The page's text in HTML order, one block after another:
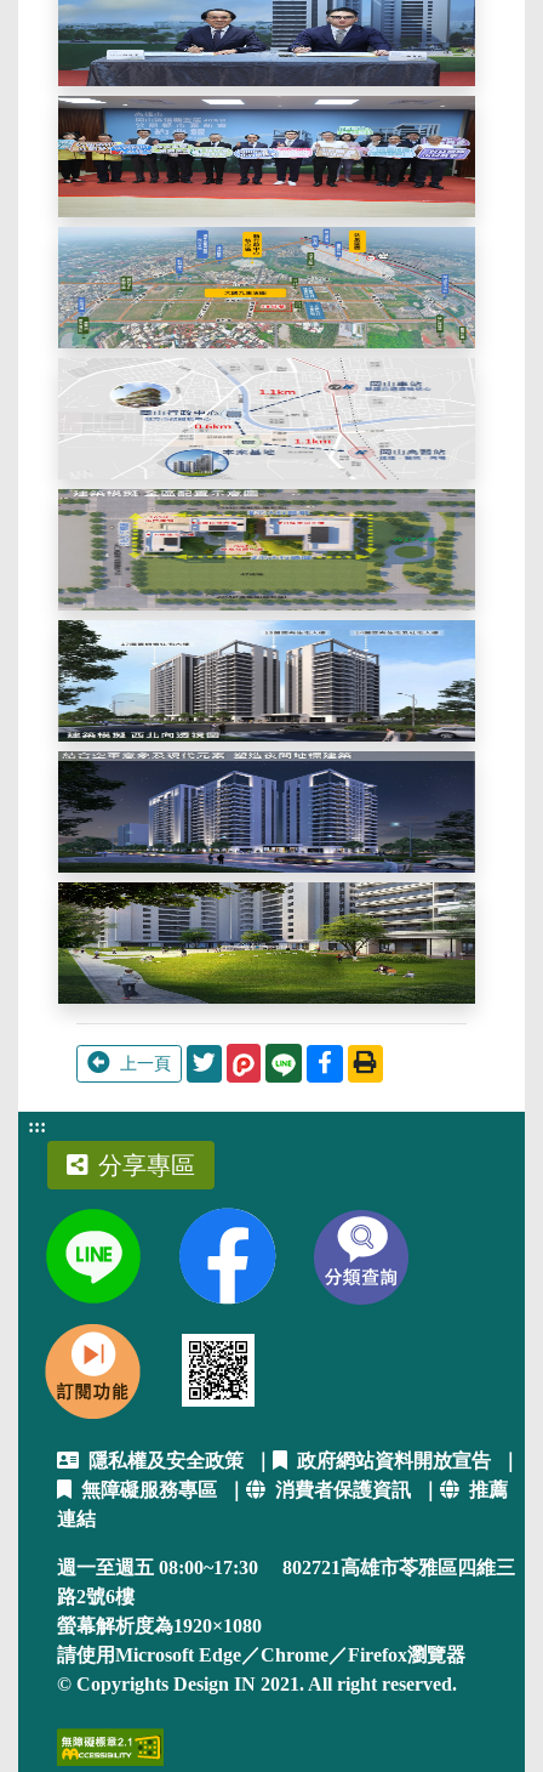
上一頁 分享至Twitter分享至Facebook
列印此頁
:::
分享專區
隱私權及安全政策 政府網站資料開放宣告
無障礙服務專區
消費者保護資訊
推薦
連結
週一至週五 08:00~17:30 802721高雄市苓雅區四維三
路2號6樓
螢幕解析度為1920×1080
請使用Microsoft Edge／Chrome／Firefox瀏覽器
© Copyrights Design IN 2021. All right reserved.